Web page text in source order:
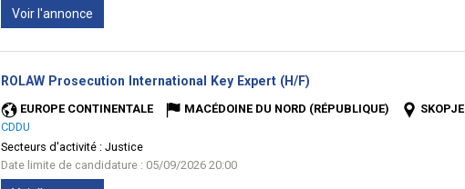
Voir l'annonce
ROLAW Prosecution International Key Expert (H/F)
EUROPE CONTINENTALE MACÉDOINE DU NORD (RÉPUBLIQUE)
SKOPJE
CDDU
Secteurs d'activité : Justice
Date limite de candidature : 05/09/2026 20:00